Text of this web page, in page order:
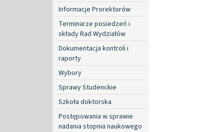
Informacje Prorektorów
Terminarze posiedzeń i
składy Rad Wydziałów
Dokumentacja kontroli i
raporty
Wybory
Sprawy Studenckie
Szkoła doktorska
Postępowania w sprawie
nadania stopnia naukowego